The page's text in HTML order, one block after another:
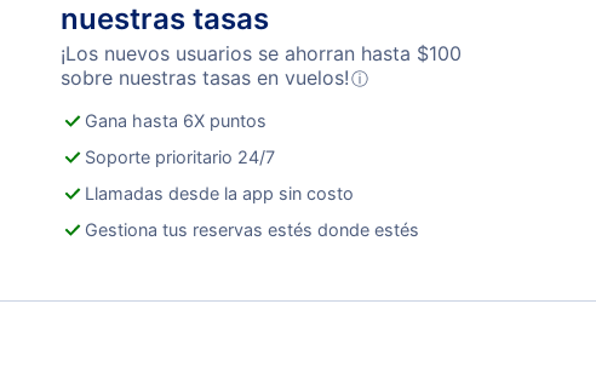
nuestras tasas
¡Los nuevos usuarios se ahorran hasta $100
sobre nuestras tasas en vuelos!ⓘ
Gana hasta 6X puntos
Soporte prioritario 24/7
Llamadas desde la app sin costo
Gestiona tus reservas estés donde estés